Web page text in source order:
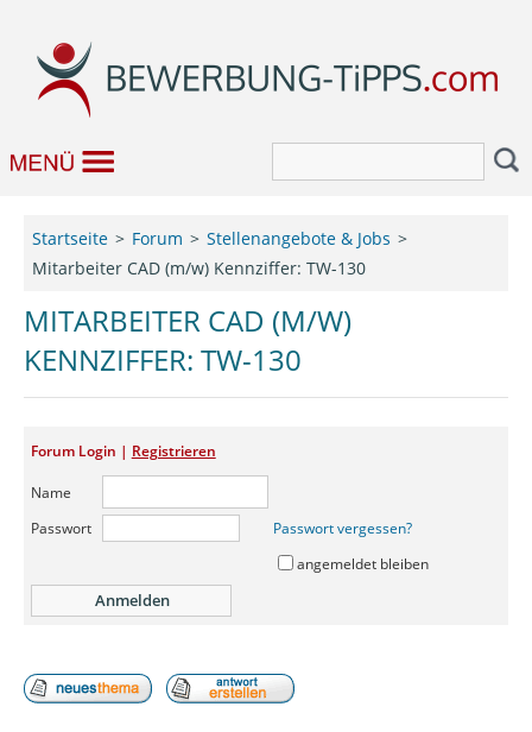
Job & Karriere
Bewerbungseditor
Startseite Forum
Stellenangebote & Jobs
Mitarbeiter CAD (m/w) Kennziffer: TW-130
MITARBEITER CAD (M/W)
KENNZIFFER: TW-130
Forum Login | Registrieren
Name
Passwort
Passwort vergessen?
angemeldet bleiben